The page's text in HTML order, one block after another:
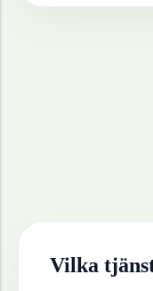
Vilka